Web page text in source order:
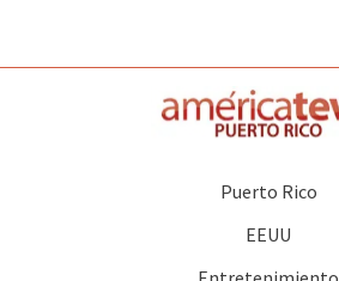
Puerto Rico
EEUU